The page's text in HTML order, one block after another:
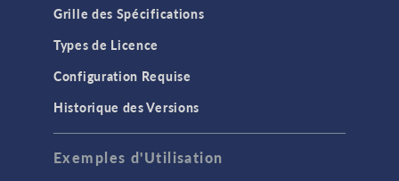
Grille des Spécifications
Types de Licence
Configuration Requise
Historique des Versions
Exemples d'Utilisation